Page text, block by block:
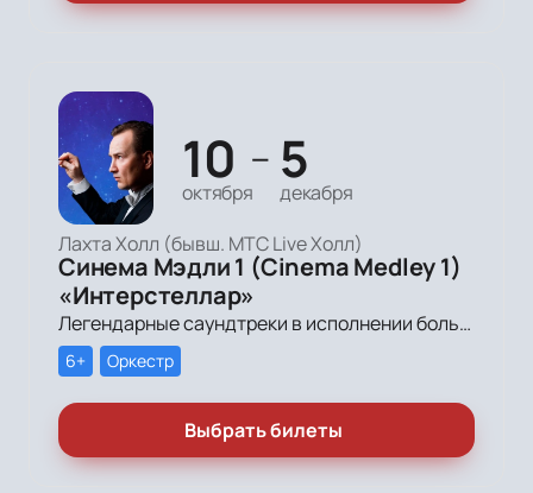
10
октября
— 5
декабря
Лахта Холл (бывш. МТС Live Холл)
Синема Мэдли 1 (Cinema Medley 1)
«Интерстеллар»
Легендарные саундтреки в исполнении большого симфонического оркестра Империал Оркестра (Imperial Orchestra), органа и звёздных солистов!
6+ Оркестр
Выбрать билеты